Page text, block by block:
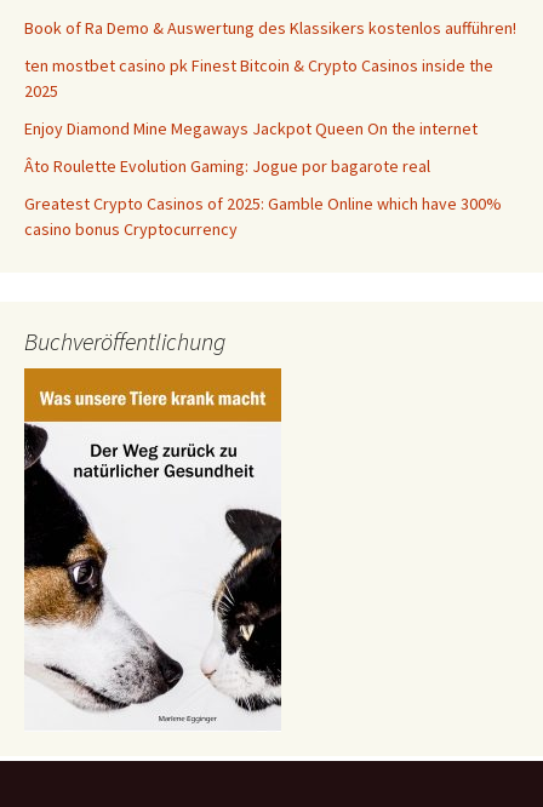
Book of Ra Demo & Auswertung des Klassikers kostenlos aufführen!
ten mostbet casino pk Finest Bitcoin & Crypto Casinos inside the
2025
Enjoy Diamond Mine Megaways Jackpot Queen On the internet
Âto Roulette Evolution Gaming: Jogue por bagarote real
Greatest Crypto Casinos of 2025: Gamble Online which have 300%
casino bonus Cryptocurrency
Buchveröffentlichung